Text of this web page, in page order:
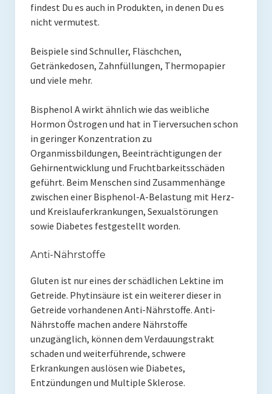
findest Du es auch in Produkten, in denen Du es
nicht vermutest.
Beispiele sind Schnuller, Fläschchen,
Getränkedosen, Zahnfüllungen, Thermopapier
und viele mehr.
Bisphenol A wirkt ähnlich wie das weibliche
Hormon Östrogen und hat in Tierversuchen schon
in geringer Konzentration zu
Organmissbildungen, Beeinträchtigungen der
Gehirnentwicklung und Fruchtbarkeitsschäden
geführt. Beim Menschen sind Zusammenhänge
zwischen einer Bisphenol-A-Belastung mit Herz-
und Kreislauferkrankungen, Sexualstörungen
sowie Diabetes festgestellt worden.
Anti-Nährstoffe
Gluten ist nur eines der schädlichen Lektine im
Getreide. Phytinsäure ist ein weiterer dieser in
Getreide vorhandenen Anti-Nährstoffe. Anti-
Nährstoffe machen andere Nährstoffe
unzugänglich, können dem Verdauungstrakt
schaden und weiterführende, schwere
Erkrankungen auslösen wie Diabetes,
Entzündungen und Multiple Sklerose.